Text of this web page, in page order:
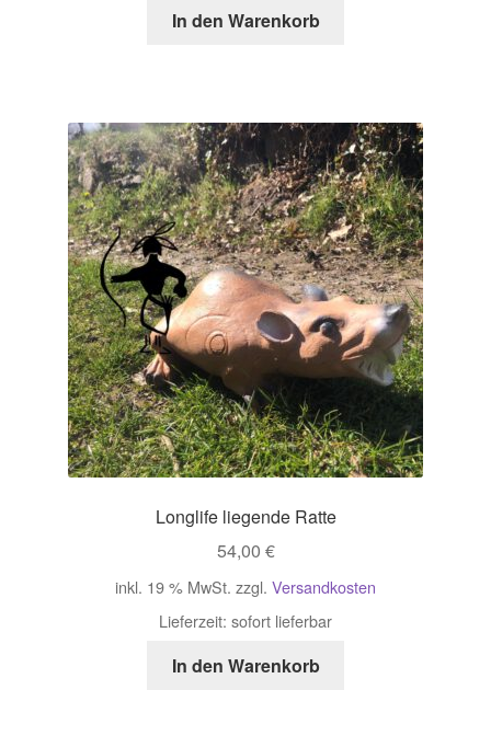
In den Warenkorb
Longlife liegende Ratte
54,00 €
inkl. 19 % MwSt. zzgl. Versandkosten
Lieferzeit: sofort lieferbar
In den Warenkorb